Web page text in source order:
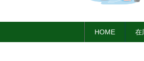
HOME 在